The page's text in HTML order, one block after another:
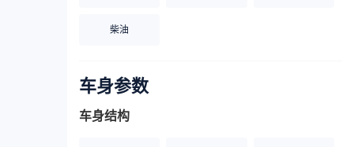
柴油
车身参数
车身结构